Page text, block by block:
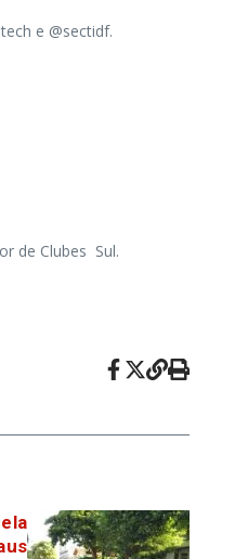
e @sectidf.
de Clubes Sul.